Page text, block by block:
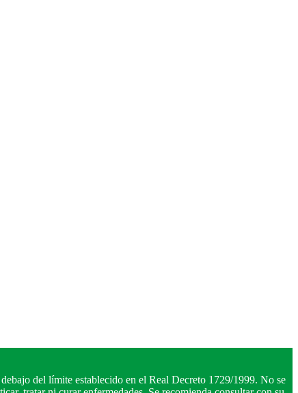
del límite establecido en el Real Decreto 1729/1999. No se